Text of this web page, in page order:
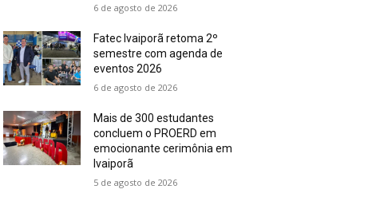
6 de agosto de 2026
Fatec Ivaiporã retoma 2º
semestre com agenda de
eventos 2026
6 de agosto de 2026
Mais de 300 estudantes
concluem o PROERD em
emocionante cerimônia em
Ivaiporã
5 de agosto de 2026